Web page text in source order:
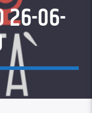
26-06-